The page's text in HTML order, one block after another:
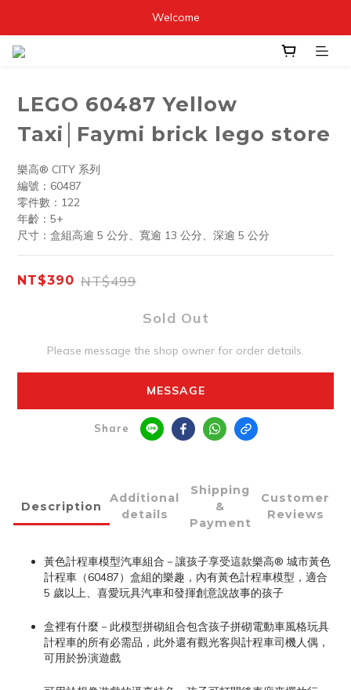
Welcome
LEGO 60487 Yellow
Taxi│Faymi brick lego store
樂高® CITY 系列
編號：60487
零件數：122
年齡：5+
尺寸：盒組高逾 5 公分、寬逾 13 公分、深逾 5 公分
NT$390 NT$499
Sold Out
Please message the shop owner for order details.
MESSAGE
Share
Description
Additional
details
Shipping
&
Payment
Customer
Reviews
黃色計程車模型汽車組合－讓孩子享受這款樂高® 城市黃色
計程車（60487）盒組的樂趣，內有黃色計程車模型，適合
5 歲以上、喜愛玩具汽車和發揮創意說故事的孩子
盒裡有什麼－此模型拼砌組合包含孩子拼砌電動車風格玩具
計程車的所有必需品，此外還有觀光客與計程車司機人偶，
可用於扮演遊戲